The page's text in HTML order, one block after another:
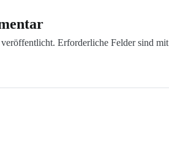
Erforderliche Felder sind mit